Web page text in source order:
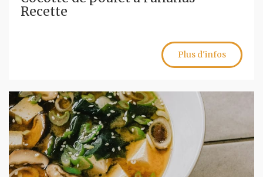
Recette
Plus d'infos